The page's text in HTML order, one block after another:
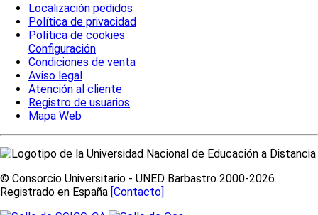
Localización pedidos
Política de privacidad
Política de cookies
Configuración
Condiciones de venta
Aviso legal
Atención al cliente
Registro de usuarios
Mapa Web
© Consorcio Universitario - UNED Barbastro 2000-2026.
Registrado en España [Contacto]